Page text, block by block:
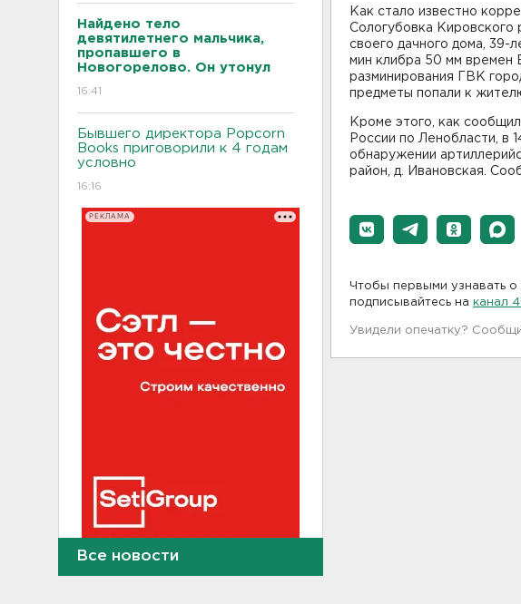
Найдено тело
девятилетнего мальчика,
пропавшего в
Новогорелово. Он утонул
16:41
Бывшего директора Popcorn
Books приговорили к 4 годам
условно
16:16
РЕКЛАМА
Все новости
Как стало известно
Сологубовка Кировского
своего дачного дома,
мин клибра 50 мм времен
разминирования ГВК
предметы попали к
Кроме этого, как
России по Ленобласти, в
обнаружении
район, д. Ивановская.
Чтобы первыми узнавать о
подписывайтесь на канал
Увидели опечатку?